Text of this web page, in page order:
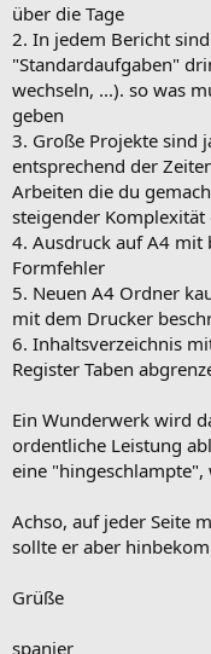
über die Tage
2. In jedem Bericht
"Standardaufgaben"
wechseln, ...). so was
geben
3. Große Projekte sind
entsprechend der
Arbeiten die du
steigender Komplexität
4. Ausdruck auf A4 mit
Formfehler
5. Neuen A4 Ordner
mit dem Drucker
6. Inhaltsverzeichnis
Register Taben
Ein Wunderwerk wird
ordentliche Leistung
eine
Achso, auf jeder Seite
sollte er aber
Grüße
spanier